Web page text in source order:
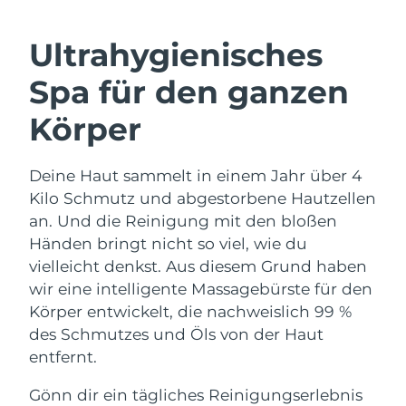
Ultrahygienisches
Spa für den ganzen
Körper
Deine Haut sammelt in einem Jahr über 4
Kilo Schmutz und abgestorbene Hautzellen
an. Und die Reinigung mit den bloßen
Händen bringt nicht so viel, wie du
vielleicht denkst. Aus diesem Grund haben
wir eine intelligente Massagebürste für den
Körper entwickelt, die nachweislich 99 %
des Schmutzes und Öls von der Haut
entfernt.
Gönn dir ein tägliches Reinigungserlebnis
Gesichtsreinigung
LUNA™ 4 Set
LUNA™ 4 Plus
Massage, LED heating
LUNA™ 4 Men
Gesichtsstraffung
BEAR™ 2 Set
BEAR™ 2 go
Microcurrent toning on-the-go
BEAR™ 2 eyes & lips
Hydratisierung
UFO™ 3 Set
Deep facial hydration
UFO™ 3 LED
Mundpflege
issa™ 4
Hybrid silicone sonic toothbrush
issa™ 4 plus
FAQ™ ANTI-AGING-BEHANDLUNG
NEW
Österreich Erwartete Lieferung
Bahrain Erwartete Lieferung8/11/26
Belgien
Bermuda Erwartete Lieferung8/16/26
Bosnien und
Herzegowina
Erwartete Lieferung 8/13/26
Brunei Darussalam Erwartete Lieferung 8/15/26
Bulgarien Erwartete Lieferung 8/10/26
Kanada